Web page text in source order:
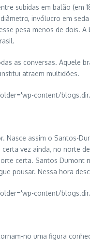
subidas em balão (em
invólucro em
pesa menos de dois.
as conversas. Aquele
atraem multidões.
assim o Santos-
vez ainda, no norte
certa. Santos
pousar. Nessa hora
no uma figura